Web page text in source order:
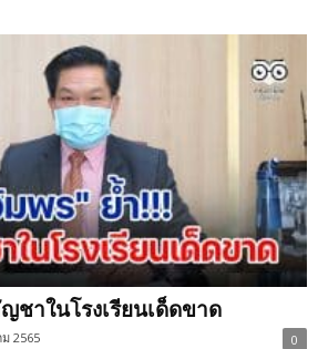
ชาในโรงเรียนเด็ดขาด
2565 0